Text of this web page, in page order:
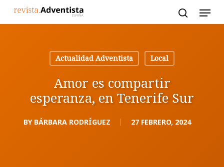
Actualidad Adventista
Local
Amor es compartir
esperanza, en Tenerife Sur
BY BÁRBARA RODRÍGUEZ 27 FEBRERO, 2024